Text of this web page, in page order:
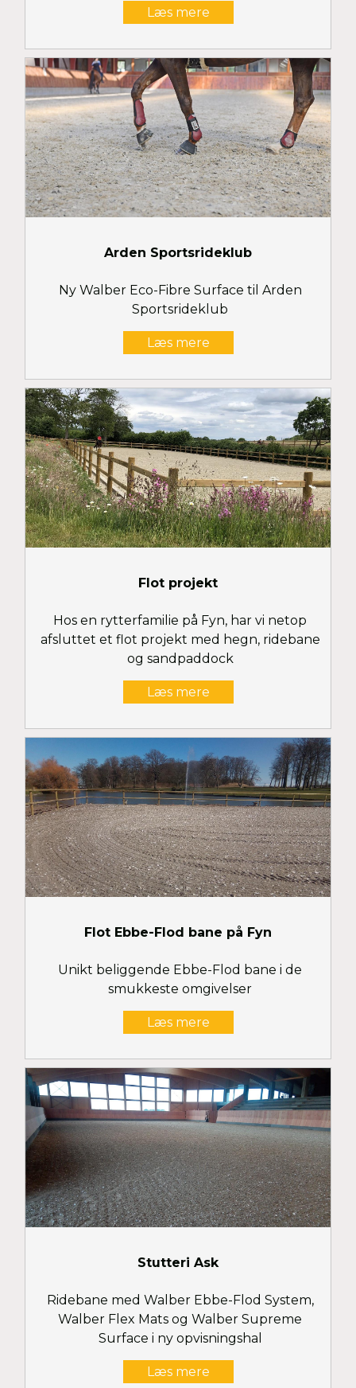
Læs mere
Arden Sportsrideklub
Ny Walber Eco-Fibre Surface til Arden
Sportsrideklub
Læs mere
Flot projekt
Hos en rytterfamilie på Fyn, har vi netop
afsluttet et flot projekt med hegn, ridebane
og sandpaddock
Læs mere
Flot Ebbe-Flod bane på Fyn
Unikt beliggende Ebbe-Flod bane i de
smukkeste omgivelser
Læs mere
Stutteri Ask
Ridebane med Walber Ebbe-Flod System,
Walber Flex Mats og Walber Supreme
Surface i ny opvisningshal
Læs mere